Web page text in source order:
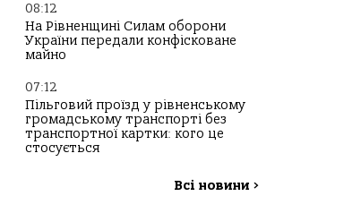
08:12
На Рівненщині Силам оборони
України передали конфісковане
майно
07:12
Пільговий проїзд у рівненському
громадському транспорті без
транспортної картки: кого це
стосується
Всі новини >